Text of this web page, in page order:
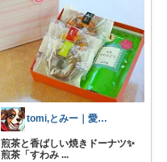
tomi,とみー｜愛犬家🐾
煎茶と香ばしい焼きドーナツ✨
煎茶「すわみ ...